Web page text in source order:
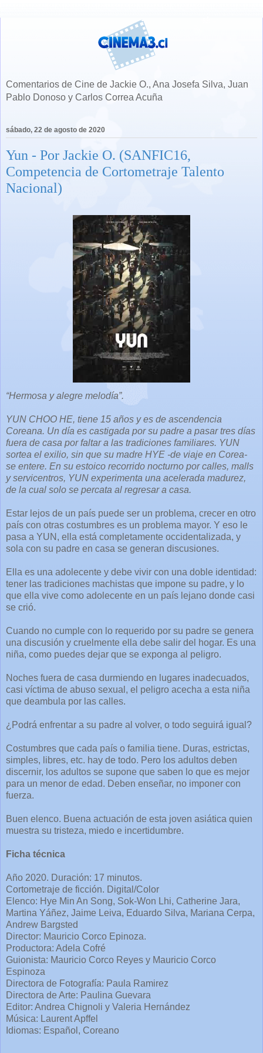
Comentarios de Cine de Jackie O., Ana Josefa Silva, Juan
Pablo Donoso y Carlos Correa Acuña
sábado, 22 de agosto de 2020
Yun - Por Jackie O. (SANFIC16,
Competencia de Cortometraje Talento
Nacional)
“Hermosa y alegre melodía”.
YUN CHOO HE, tiene 15 años y es de ascendencia
Coreana. Un día es castigada por su padre a pasar tres días
fuera de casa por faltar a las tradiciones familiares. YUN
sortea el exilio, sin que su madre HYE -de viaje en Corea-
se entere. En su estoico recorrido nocturno por calles, malls
y servicentros, YUN experimenta una acelerada madurez,
de la cual solo se percata al regresar a casa.
Estar lejos de un país puede ser un problema, crecer en otro
país con otras costumbres es un problema mayor. Y eso le
pasa a YUN, ella está completamente occidentalizada, y
sola con su padre en casa se generan discusiones.
Ella es una adolecente y debe vivir con una doble identidad:
tener las tradiciones machistas que impone su padre, y lo
que ella vive como adolecente en un país lejano donde casi
se crió.
Cuando no cumple con lo requerido por su padre se genera
una discusión y cruelmente ella debe salir del hogar. Es una
niña, como puedes dejar que se exponga al peligro.
Noches fuera de casa durmiendo en lugares inadecuados,
casi víctima de abuso sexual, el peligro acecha a esta niña
que deambula por las calles.
¿Podrá enfrentar a su padre al volver, o todo seguirá igual?
Costumbres que cada país o familia tiene. Duras, estrictas,
simples, libres, etc. hay de todo. Pero los adultos deben
discernir, los adultos se supone que saben lo que es mejor
para un menor de edad. Deben enseñar, no imponer con
fuerza.
Buen elenco. Buena actuación de esta joven asiática quien
muestra su tristeza, miedo e incertidumbre.
Ficha técnica
Año 2020. Duración: 17 minutos.
Cortometraje de ficción. Digital/Color
Elenco: Hye Min An Song, Sok-Won Lhi, Catherine Jara,
Martina Yáñez, Jaime Leiva, Eduardo Silva, Mariana Cerpa,
Andrew Bargsted
Director: Mauricio Corco Epinoza.
Productora: Adela Cofré
Guionista: Mauricio Corco Reyes y Mauricio Corco
Espinoza
Directora de Fotografía: Paula Ramirez
Directora de Arte: Paulina Guevara
Editor: Andrea Chignoli y Valeria Hernández
Música: Laurent Apffel
Idiomas: Español, Coreano